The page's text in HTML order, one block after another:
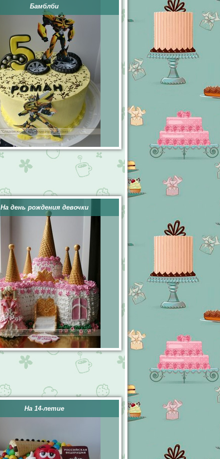
Бамблби
На день рождения девочки
На 14-летие